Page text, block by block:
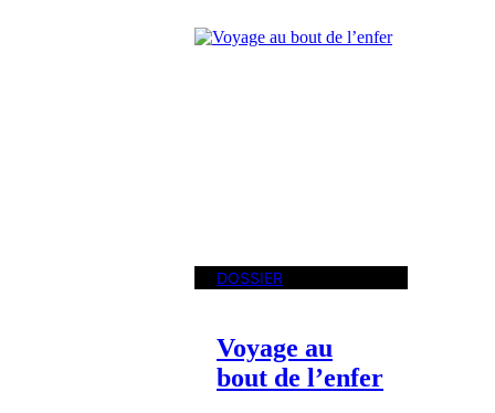
DOSSIER
Voyage au
bout de l’enfer